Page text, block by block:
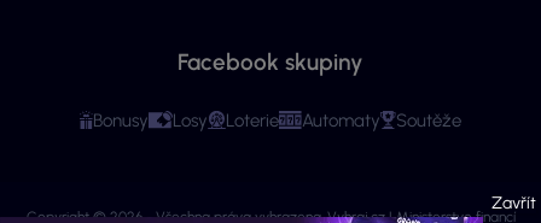
Facebook skupiny
Bonusy Losy Loterie Automaty Soutěže
Copyright © 2026 - Všechna práva vyhrazena. Vyhraj.cz | Ministerstvo financí